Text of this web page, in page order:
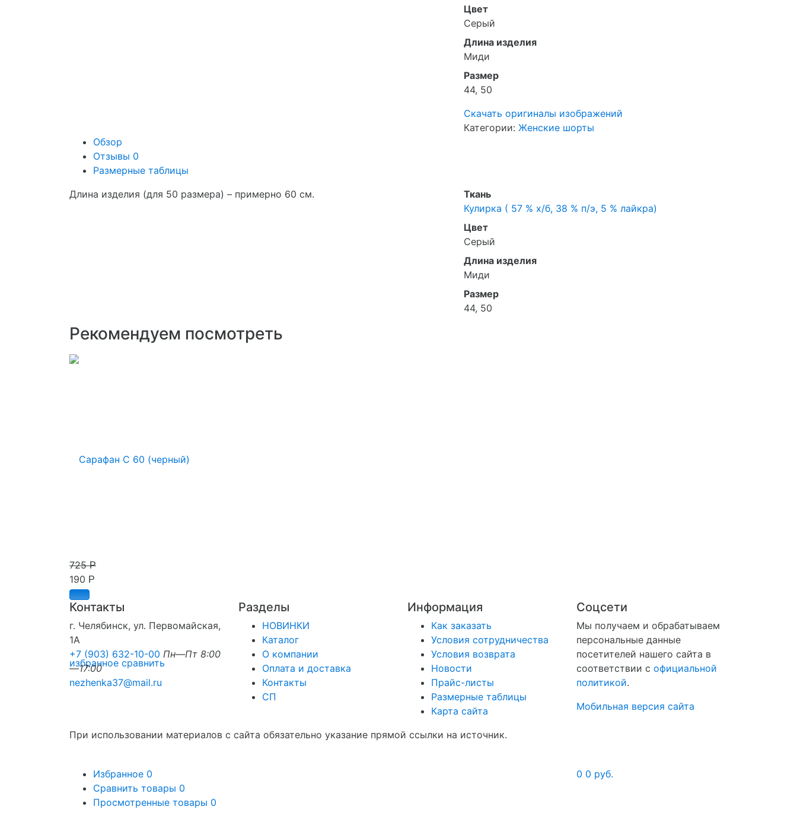
Цвет
Серый
Длина изделия
Миди
Размер
44, 50
Скачать оригиналы изображений
Категории: Женские шорты
Обзор
Отзывы 0
Размерные таблицы
Длина изделия (для 50 размера) – примерно 60 см.
Ткань
Кулирка ( 57 % х/б, 38 % п/э, 5 % лайкра)
Цвет
Серый
Длина изделия
Миди
Размер
44, 50
Рекомендуем посмотреть
избранное сравнить
725Р
190 Р
Контакты
г. Челябинск, ул. Первомайская,
1А
+7 (903) 632-10-00 Пн—Пт 8:00
—17:00
nezhenka37@mail.ru
Разделы
НОВИНКИ
Каталог
О компании
Оплата и доставка
Контакты
СП
Информация
Как заказать
Условия сотрудничества
Условия возврата
Новости
Прайс-листы
Размерные таблицы
Карта сайта
Соцсети
Мы получаем и обрабатываем
персональные данные
посетителей нашего сайта в
соответствии с официальной
политикой.
Мобильная версия сайта
При использовании материалов с сайта обязательно указание прямой ссылки на источник.
Избранное 0
Сравнить товары 0
Просмотренные товары 0
0 0 руб.